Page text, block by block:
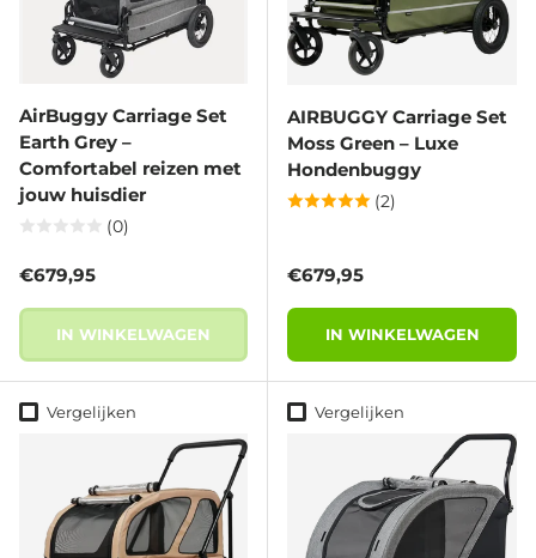
AirBuggy Carriage Set
Earth Grey –
Comfortabel reizen met
jouw huisdier
(0)
Reguliere prijs
€679,95
IN WINKELWAGEN
AIRBUGGY Carriage Set
Moss Green – Luxe
Hondenbuggy
(2)
Reguliere prijs
€679,95
IN WINKELWAGEN
Vergelijken Vergelijken